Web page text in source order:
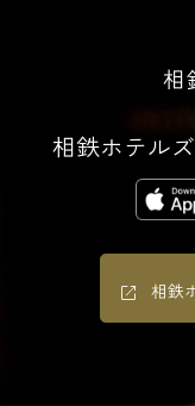
相
相鉄ホテル
相鉄